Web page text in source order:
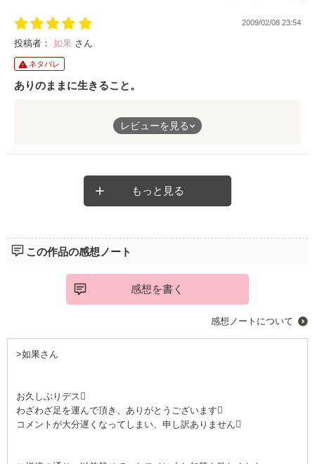
2009/02/08 23:54
投稿者： 如果 さん
ネタバレ
ありのままに生きること。
誰しも、気取らずに、ありのままに生きたいと願う。
そう願っていても、生きられない人もいる。
ひとの為に女であることを諦め、剣をとった筈だった。
或る日、姫はマーセル国の舞踏会に招待される。
リューシュに出会って、シェナは抑えていた「女性」としての自
舞踏会は３日間。
３日間の夢の先に、シェナを待ち構えていた結末。
ほんわかと優しい文体の中に、切なさが漂います。
レビューを見る
もっと見る
この作品の感想ノート
感想を書く
感想ノートについて
>如果さん
お久しぶりデス
わざわざ足を運んで頂き、ありがとうございます
コメントが大分遅くなってしまい、申し訳ありません